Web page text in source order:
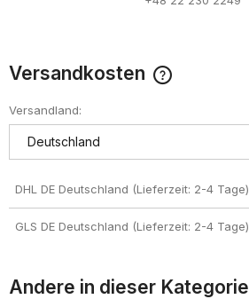
Versandkosten
Zahlungskosten
Versandland:
DHL DE Deutschland (Lieferzeit: 2-4 Tage)
GLS DE Deutschland (Lieferzeit: 2-4 Tage)
Andere in dieser Kategorie